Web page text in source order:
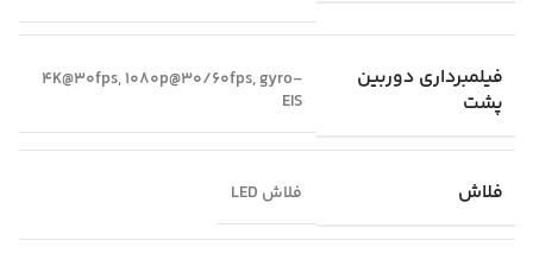
فیلمبرداری دوربین
پشت
4K@30fps, 1080p@30/60fps, gyro-
EIS
فلاش فلاش LED